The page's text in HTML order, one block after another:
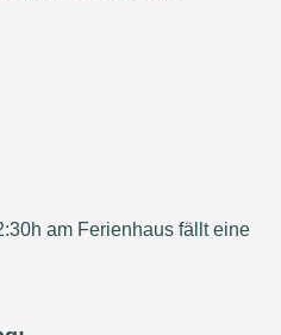
am Ferienhaus fällt eine